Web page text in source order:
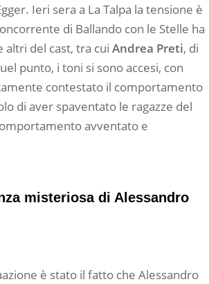
Ieri sera a La Talpa la tensione è
di Ballando con le Stelle ha
altri del cast, tra cui Andrea Preti, di
punto, i toni si sono accesi, con
contestato il comportamento
di aver spaventato le ragazze del
avventato e
misteriosa di Alessandro
è stato il fatto che Alessandro